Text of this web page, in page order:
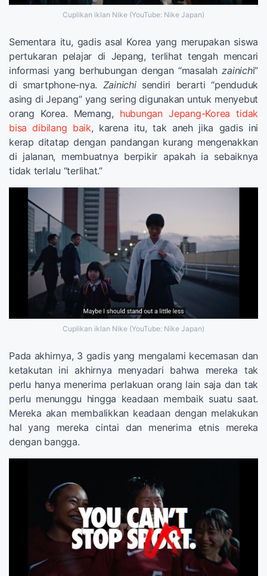
Cuplikan iklan Nike (YouTube: Nike Japan)
Sementara itu, gadis asal Korea yang merupakan siswa
pertukaran pelajar di Jepang, terlihat tengah mencari
informasi yang berhubungan dengan “masalahzainichi”
di smartphone-nya. Zainichisendiri berarti “penduduk
asing di Jepang” yang sering digunakan untuk menyebut
orang Korea. Memang, hubungan Jepang-Korea tidak
bisa dibilang baik, karena itu, tak aneh jika gadis ini
kerap ditatap dengan pandangan kurang mengenakkan
di jalanan, membuatnya berpikir apakah ia sebaiknya
tidak terlalu “terlihat.”
Cuplikan iklan Nike (YouTube: Nike Japan)
Pada akhirnya, 3 gadis yang mengalami kecemasan dan
ketakutan ini akhirnya menyadari bahwa mereka tak
perlu hanya menerima perlakuan orang lain saja dan tak
perlu menunggu hingga keadaan membaik suatu saat.
Mereka akan membalikkan keadaan dengan melakukan
hal yang mereka cintai dan menerima etnis mereka
dengan bangga.